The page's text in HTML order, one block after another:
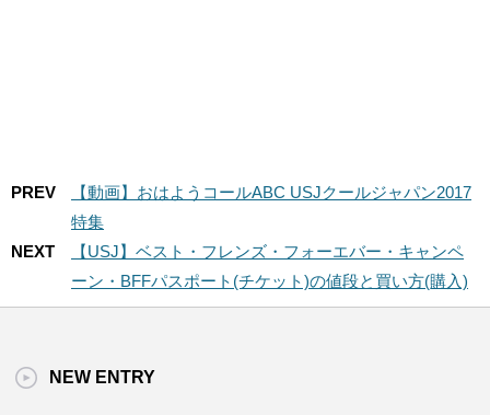
PREV
【動画】おはようコールABC USJクールジャパン2017
特集
NEXT
【USJ】ベスト・フレンズ・フォーエバー・キャンペ
ーン・BFFパスポート(チケット)の値段と買い方(購入)
NEW ENTRY